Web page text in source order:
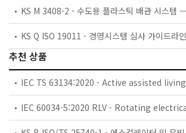
KS Q ISO 19011 - 경영시스템 심사 가이드라인
추천 상품